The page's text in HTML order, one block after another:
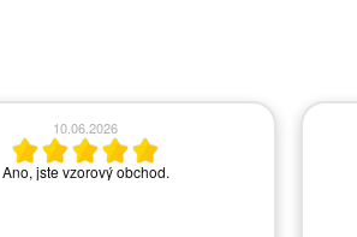
10.06.2026
Ano, jste vzorový obchod.